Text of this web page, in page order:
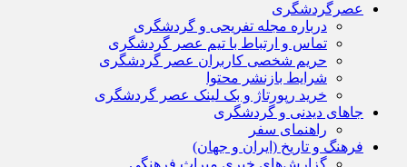
عصرگردشگری
درباره مجله تفریحی و گردشگری
تماس و ارتباط با تیم عصر گردشگری
حریم شخصی کاربران عصر گردشگری
شرایط بازنشر محتوا
خرید رپورتاژ و بک لینک عصر گردشگری
جاهای دیدنی و گردشگری
راهنمای سفر
فرهنگ و تاریخ (ایران و جهان)